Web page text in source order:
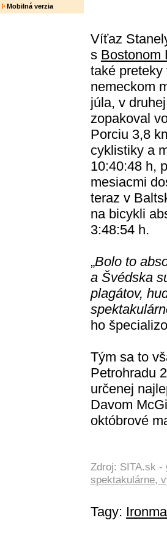
Mobilná verzia
Víťaz
s Bostonom
také
nemeckom
júla, v
zopakoval
Porciu 3,8
cyklistiky a
10:40:48 h,
mesiacmi
teraz v
na bicykli
3:48:54 h.
„Bolo to
a Švédska
plagátov,
ho
Tým sa to
Petrohradu
určenej
Davom
októbrové
Zdroj: SITA.sk -
spektakulárne,
Tagy: